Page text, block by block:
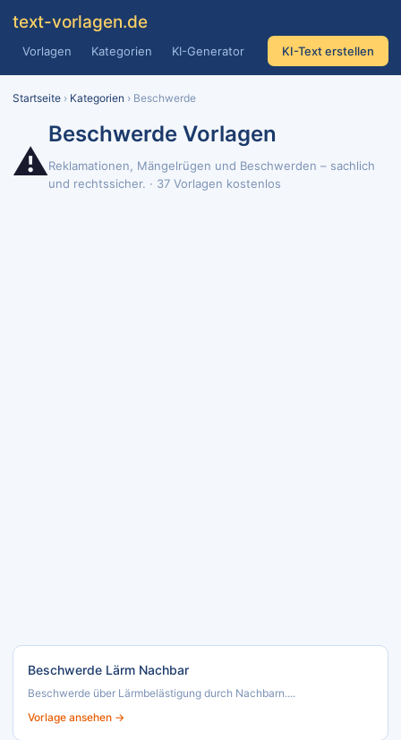
text-vorlagen.de
Vorlagen Kategorien KI-Generator KI-Text erstellen
Startseite › Kategorien › Beschwerde
⚠️
Beschwerde Vorlagen
Reklamationen, Mängelrügen und Beschwerden – sachlich
und rechtssicher. · 37 Vorlagen kostenlos
Beschwerde Lärm Nachbar
Beschwerde über Lärmbelästigung durch Nachbarn....
Vorlage ansehen →